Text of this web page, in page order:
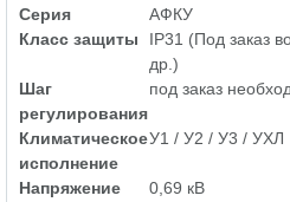
Серия
АФКУ
Класс защиты
IP31 (Под заказ
др.)
Шаг
регулирования
под заказ
Климатическое
исполнение
У1 / У2 / У3 / УХЛ
Напряжение
0,69 кВ